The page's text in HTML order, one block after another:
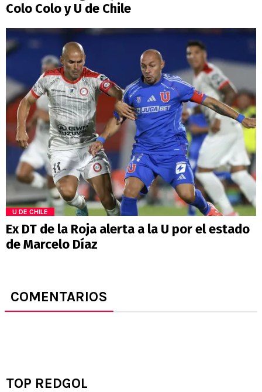
Colo Colo y U de Chile
U DE CHILE
Ex DT de la Roja alerta a la U por el estado
de Marcelo Díaz
COMENTARIOS
TOP REDGOL